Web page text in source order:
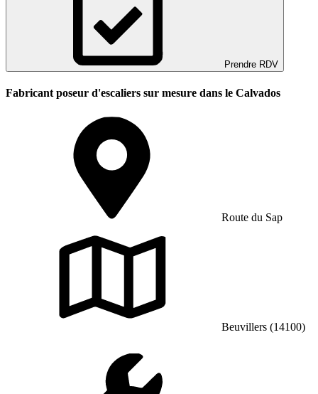
Prendre RDV
Fabricant poseur d'escaliers sur mesure dans le Calvados
Route du Sap
Beuvillers (14100)